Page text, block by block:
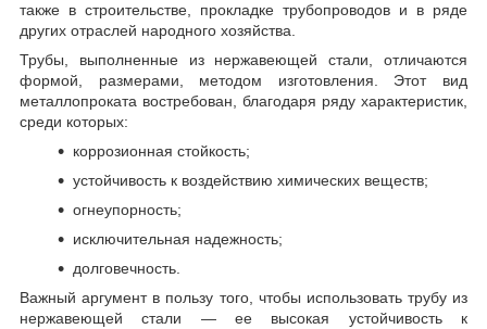
также в строительстве, прокладке трубопроводов и в ряде
других отраслей народного хозяйства.
Трубы, выполненные из нержавеющей стали, отличаются
формой, размерами, методом изготовления. Этот вид
металлопроката востребован, благодаря ряду характеристик,
среди которых:
коррозионная стойкость;
устойчивость к воздействию химических веществ;
огнеупорность;
исключительная надежность;
долговечность.
Важный аргумент в пользу того, чтобы использовать трубу из
нержавеющей стали — ее высокая устойчивость к